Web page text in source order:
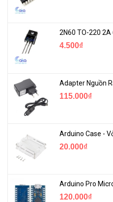
2N60 TO-220 2A
4.500₫
115.000₫
20.000₫
Arduino Pro
120.000₫